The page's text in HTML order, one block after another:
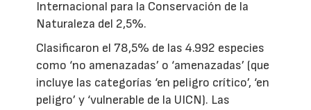
Internacional para la Conservación de la
Naturaleza del 2,5%.
Clasificaron el 78,5% de las 4.992 especies
como ‘no amenazadas’ o ‘amenazadas’ (que
incluye las categorías ‘en peligro crítico’, ‘en
peligro’ y ‘vulnerable de la UICN). Las